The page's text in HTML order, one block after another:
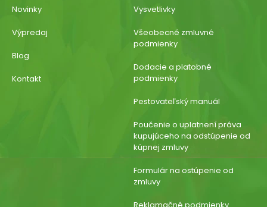
Novinky
Výpredaj
Blog
Kontakt
Vysvetlivky
Všeobecné zmluvné
podmienky
Dodacie a platobné
podmienky
Pestovateľský manuál
Poučenie o uplatnení práva
kupujúceho na odstúpenie od
kúpnej zmluvy
Formulár na ostúpenie od
zmluvy